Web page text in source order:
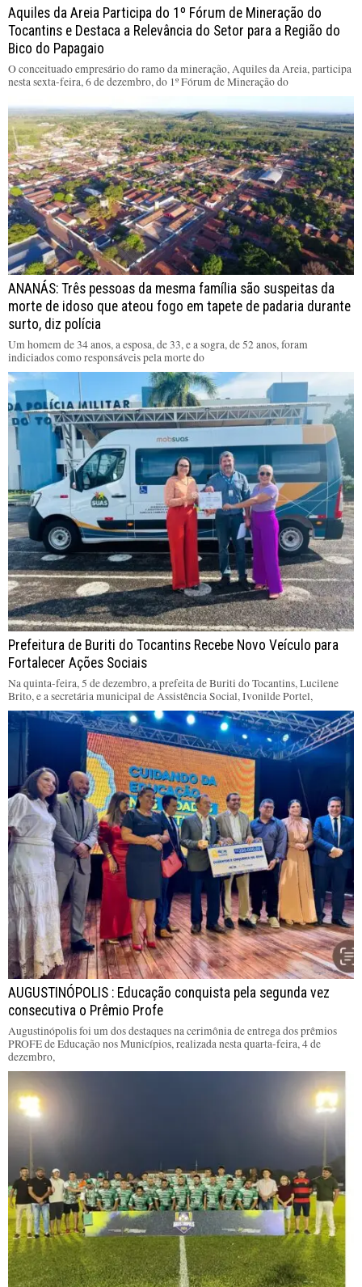
Aquiles da Areia Participa do 1º Fórum de Mineração do
Tocantins e Destaca a Relevância do Setor para a Região do
Bico do Papagaio
O conceituado empresário do ramo da mineração, Aquiles da Areia, participa
nesta sexta-feira, 6 de dezembro, do 1º Fórum de Mineração do
ANANÁS: Três pessoas da mesma família são suspeitas da
morte de idoso que ateou fogo em tapete de padaria durante
surto, diz polícia
Um homem de 34 anos, a esposa, de 33, e a sogra, de 52 anos, foram
indiciados como responsáveis pela morte do
Prefeitura de Buriti do Tocantins Recebe Novo Veículo para
Fortalecer Ações Sociais
Na quinta-feira, 5 de dezembro, a prefeita de Buriti do Tocantins, Lucilene
Brito, e a secretária municipal de Assistência Social, Ivonilde Portel,
AUGUSTINÓPOLIS : Educação conquista pela segunda vez
consecutiva o Prêmio Profe
Augustinópolis foi um dos destaques na cerimônia de entrega dos prêmios
PROFE de Educação nos Municípios, realizada nesta quarta-feira, 4 de
dezembro,